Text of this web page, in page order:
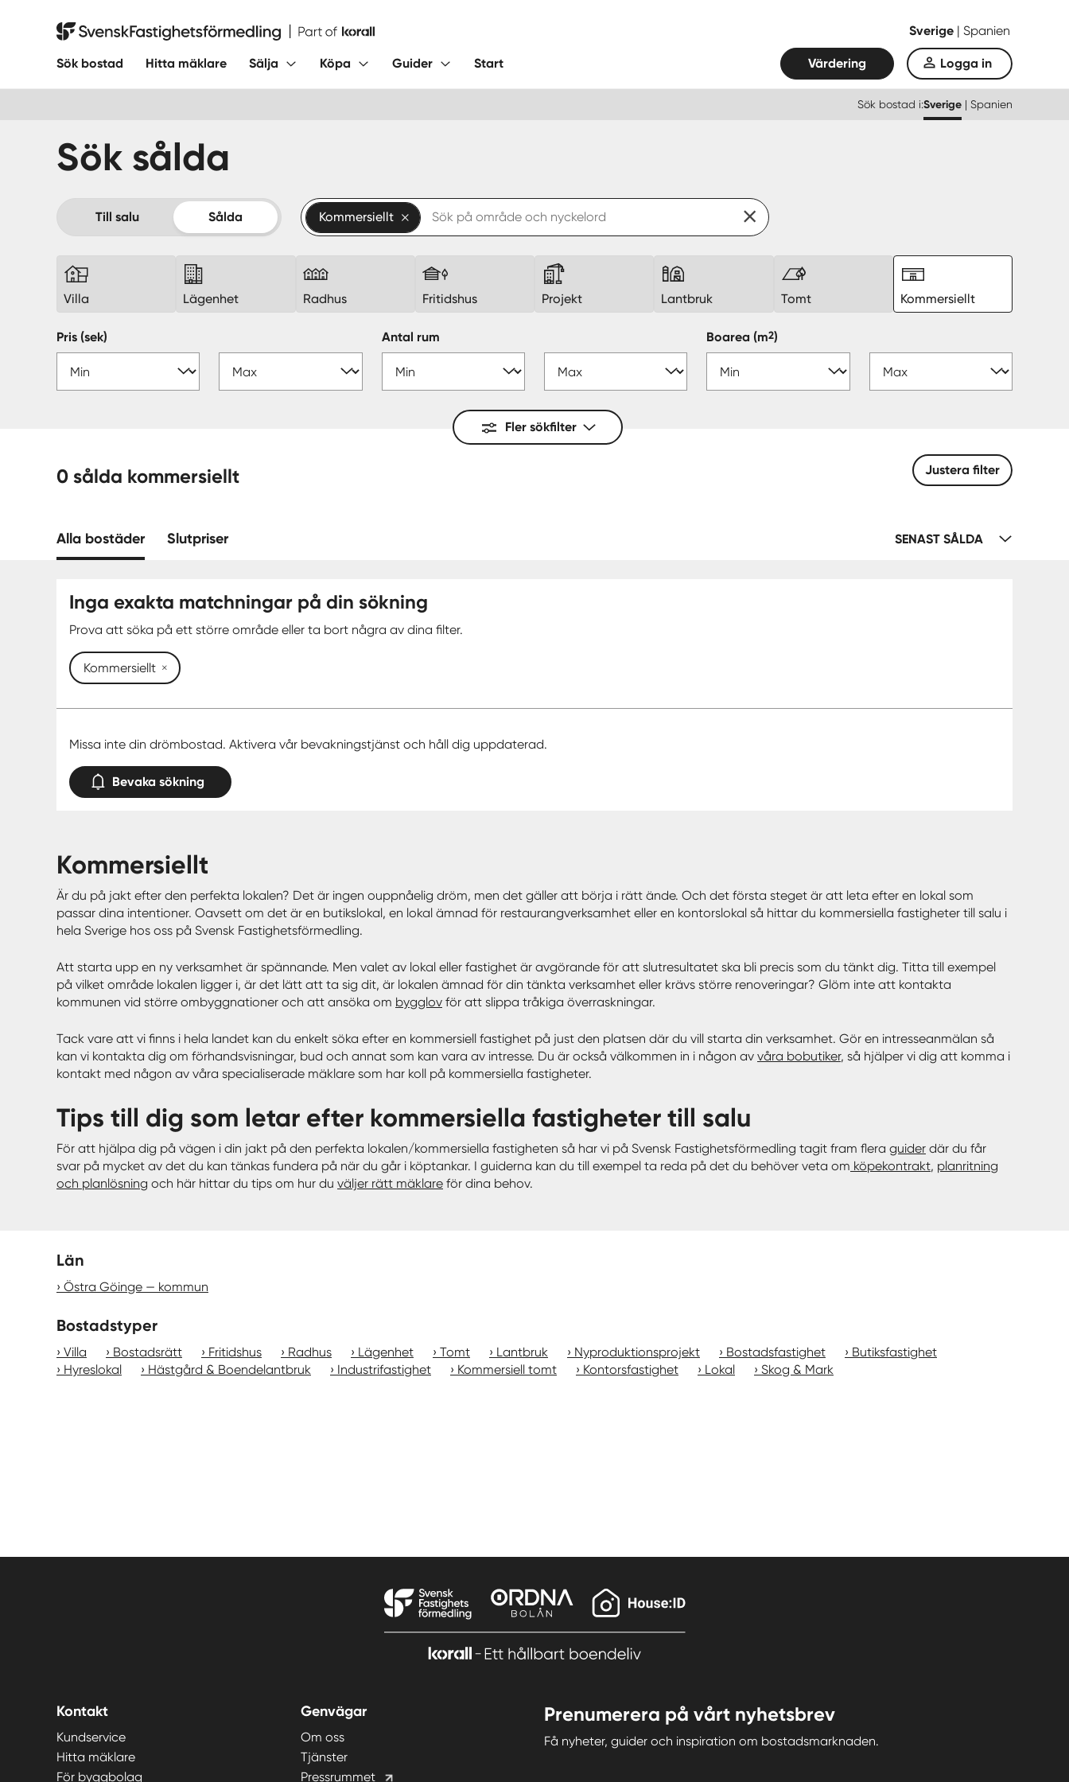
Svensk Fastighetsförmedling Sverige | Spanien
Sök bostad Hitta mäklare Sälja Köpa Guider Start Värdering Logga in
Sök bostad i:Sverige | Spanien
Sök sålda
Till salu Sålda Kommersiellt
Villa Lägenhet Radhus Fritidshus Projekt Lantbruk Tomt Kommersiellt
Pris (sek) Antal rum Boarea(m2)
Fler sökfilter
0 sålda kommersiellt Justera filter
Alla bostäder Slutpriser SENAST SÅLDA
Inga exakta matchningar på din sökning
Prova att söka på ett större område eller ta bort några av dina filter.
Kommersiellt
Missa inte din drömbostad. Aktivera vår bevakningstjänst och håll dig uppdaterad.
Bevaka sökning
kommersiellt
Är du på jakt efter den perfekta lokalen? Det är ingen ouppnåelig dröm, men det gäller att börja i rätt ände. Och det första steget är att leta efter en lokal som
passar dina intentioner. Oavsett om det är en butikslokal, en lokal ämnad för restaurangverksamhet eller en kontorslokal så hittar du kommersiella fastigheter till salu i
hela Sverige hos oss på Svensk Fastighetsförmedling.
Att starta upp en ny verksamhet är spännande. Men valet av lokal eller fastighet är avgörande för att slutresultatet ska bli precis som du tänkt dig. Titta till exempel
på vilket område lokalen ligger i, är det lätt att ta sig dit, är lokalen ämnad för din tänkta verksamhet eller krävs större renoveringar? Glöm inte att kontakta
kommunen vid större ombyggnationer och att ansöka om bygglov för att slippa tråkiga överraskningar.
Tack vare att vi finns i hela landet kan du enkelt söka efter en kommersiell fastighet på just den platsen där du vill starta din verksamhet. Gör en intresseanmälan så
kan vi kontakta dig om förhandsvisningar, bud och annat som kan vara av intresse. Du är också välkommen in i någon av våra bobutiker, så hjälper vi dig att komma i
kontakt med någon av våra specialiserade mäklare som har koll på kommersiella fastigheter.
Tips till dig som letar efter kommersiella fastigheter till salu
För att hjälpa dig på vägen i din jakt på den perfekta lokalen/kommersiella fastigheten så har vi på Svensk Fastighetsförmedling tagit fram flera guider där du får
svar på mycket av det du kan tänkas fundera på när du går i köptankar. I guiderna kan du till exempel ta reda på det du behöver veta om köpekontrakt, planritning
och planlösning och här hittar du tips om hur du väljer rätt mäklare för dina behov.
Län
Östra Göinge — kommun
Bostadstyper
Villa Bostadsrätt Fritidshus Radhus Lägenhet Tomt Lantbruk Nyproduktionsprojekt Bostadsfastighet
Butiksfastighet
Hyreslokal
Hästgård & Boendelantbruk Industrifastighet Kommersiell tomt Kontorsfastighet Lokal Skog & Mark
Kontakt
Kundservice
Hitta mäklare
För byggbolag
Genvägar
Om oss
Tjänster
Pressrummet
Prenumerera på vårt nyhetsbrev
Få nyheter, guider och inspiration om bostadsmarknaden.